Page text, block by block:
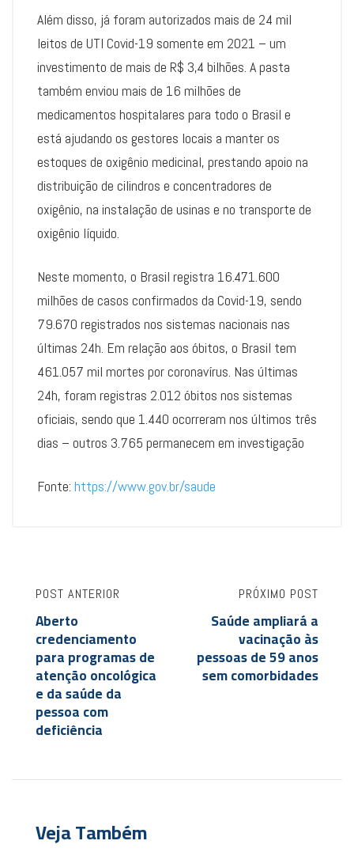
Além disso, já foram autorizados mais de 24 mil
leitos de UTI Covid-19 somente em 2021 – um
investimento de mais de R$ 3,4 bilhões. A pasta
também enviou mais de 16 milhões de
medicamentos hospitalares para todo o Brasil e
está ajudando os gestores locais a manter os
estoques de oxigênio medicinal, prestando apoio na
distribuição de cilindros e concentradores de
oxigênio, na instalação de usinas e no transporte de
oxigênio líquido.
Neste momento, o Brasil registra 16.471.600
milhões de casos confirmados da Covid-19, sendo
79.670 registrados nos sistemas nacionais nas
últimas 24h. Em relação aos óbitos, o Brasil tem
461.057 mil mortes por coronavírus. Nas últimas
24h, foram registras 2.012 óbitos nos sistemas
oficiais, sendo que 1.440 ocorreram nos últimos três
dias – outros 3.765 permanecem em investigação
Fonte: https://www.gov.br/saude
POST ANTERIOR
Aberto
credenciamento
para programas de
atenção oncológica
e da saúde da
pessoa com
deficiência
PRÓXIMO POST
Saúde ampliará a
vacinação às
pessoas de 59 anos
sem comorbidades
Veja Também